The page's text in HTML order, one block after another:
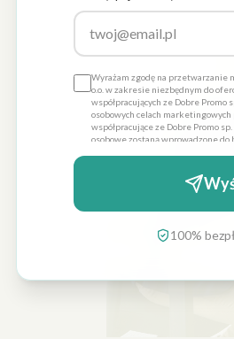
Wyrażam zgodę na przetwarzanie
o.o. w zakresie niezbędnym do
współpracujących ze Dobre Promo
osobowych celach marketingowych
współpracujące ze Dobre Promo
osobowe zostaną wprowadzone
danych ich poprawienia lub
Dobre Promo sp. z o.o. z siedzibą
100%